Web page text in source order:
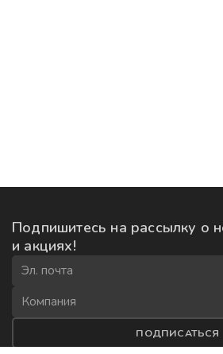
Подпишитесь на рассылку о
и акциях!
ПОДПИСАТЬСЯ